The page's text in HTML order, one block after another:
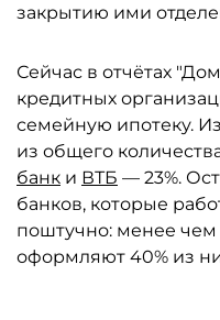
закрытию ими
Сейчас в отчётах
кредитных
семейную ипотеку.
из общего
банк и ВТБ — 23%.
банков, которые
поштучно: менее чем
оформляют 40% из